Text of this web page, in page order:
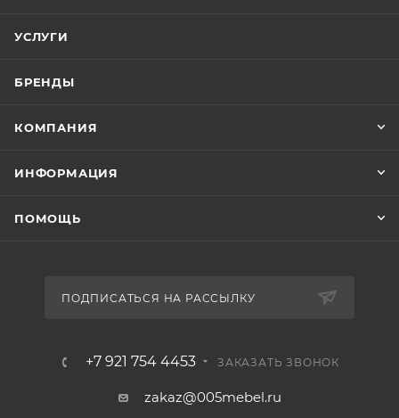
УСЛУГИ
БРЕНДЫ
КОМПАНИЯ
ИНФОРМАЦИЯ
ПОМОЩЬ
ПОДПИСАТЬСЯ НА РАССЫЛКУ
+7 921 754 4453 ЗАКАЗАТЬ ЗВОНОК
zakaz@005mebel.ru